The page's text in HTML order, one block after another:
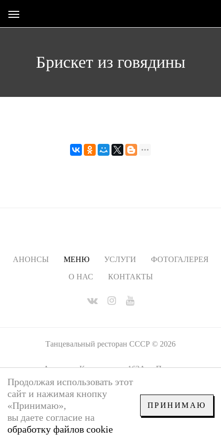
Брискет из говядины
АНОНСЫ МЕНЮ УСЛУГИ ФОТОГАЛЕРЕЯ
О НАС КОНТАКТЫ
Танцевальный ресторан СССР © 2026
Адрес ш. Космонавтов, 162А, г. Пермь
Телефон +7 919 4433617 E-mail
Продолжая использовать этот
сайт и нажимая кнопку
«Принимаю»,
вы даете согласие на
обработку файлов cookie
ПРИНИМАЮ